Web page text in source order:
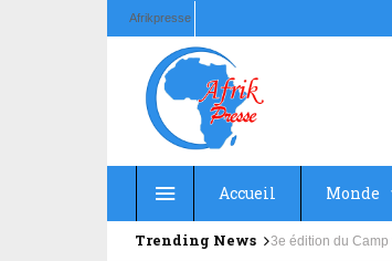
Afrikpresse
Accueil Monde
Trending News Education : la